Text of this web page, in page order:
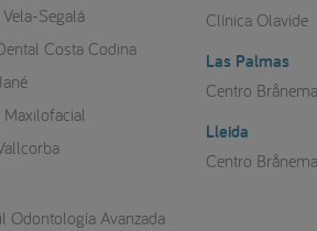
Segalà
Costa Codina
Odontología Avanzada
Clínica Olavide
Las Palmas
Centro
Lleida
Centro